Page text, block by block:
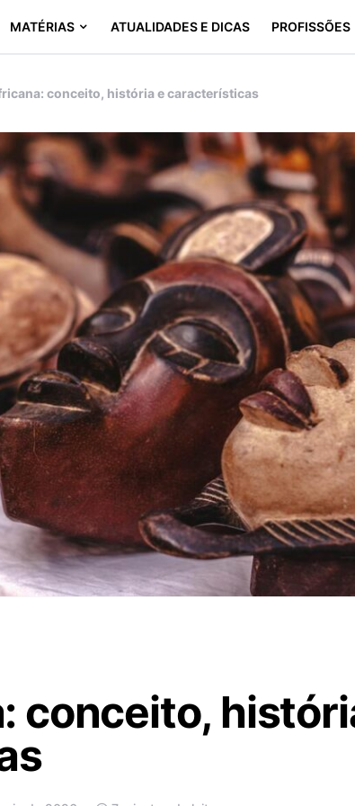
MATÉRIAS ATUALIDADES E DICAS PROFISSÕES
conceito, história e características
conceito,